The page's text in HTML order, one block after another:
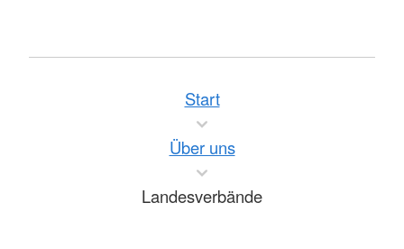
Start
Über uns
Landesverbände